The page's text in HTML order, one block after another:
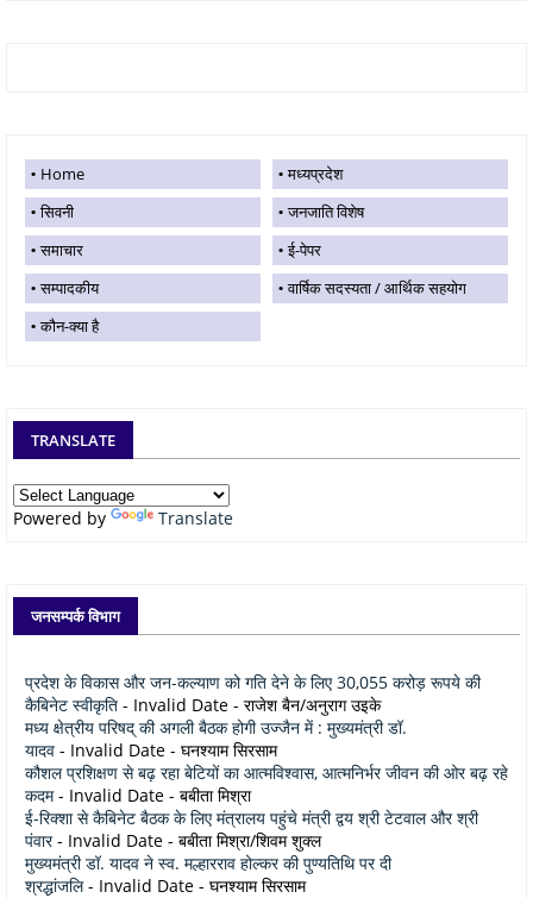
Home
मध्यप्रदेश
सिवनी
जनजाति विशेष
समाचार
ई-पेपर
सम्पादकीय
वार्षिक सदस्यता / आर्थिक सहयोग
कौन-क्या है
TRANSLATE
Powered by Translate
जनसम्पर्क विभाग
प्रदेश के विकास और जन-कल्याण को गति देने के लिए 30,055 करोड़ रूपये की
कैबिनेट स्वीकृति - Invalid Date - राजेश बैन/अनुराग उइके
मध्य क्षेत्रीय परिषद् की अगली बैठक होगी उज्जैन में : मुख्यमंत्री डॉ.
यादव - Invalid Date - घनश्याम सिरसाम
कौशल प्रशिक्षण से बढ़ रहा बेटियों का आत्मविश्वास, आत्मनिर्भर जीवन की ओर बढ़ रहे
कदम- Invalid Date - बबीता मिश्रा
ई-रिक्शा से कैबिनेट बैठक के लिए मंत्रालय पहुंचे मंत्री द्वय श्री टेटवाल और श्री
पंवार- Invalid Date - बबीता मिश्रा/शिवम शुक्ल
मुख्यमंत्री डॉ. यादव ने स्व. मल्हारराव होल्कर की पुण्यतिथि पर दी
श्रद्धांजलि- Invalid Date - घनश्याम सिरसाम